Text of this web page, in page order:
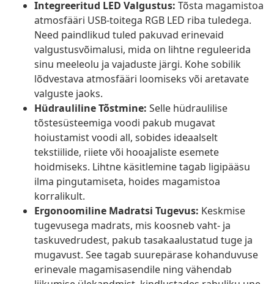
Integreeritud LED Valgustus: Tõsta magamistoa
atmosfääri USB-toitega RGB LED riba tuledega.
Need paindlikud tuled pakuvad erinevaid
valgustusvõimalusi, mida on lihtne reguleerida
sinu meeleolu ja vajaduste järgi. Kohe sobilik
lõdvestava atmosfääri loomiseks või aretavate
valguste jaoks.
Hüdrauliline Tõstmine: Selle hüdraulilise
tõstesüsteemiga voodi pakub mugavat
hoiustamist voodi all, sobides ideaalselt
tekstiilide, riiete või hooajaliste esemete
hoidmiseks. Lihtne käsitlemine tagab ligipääsu
ilma pingutamiseta, hoides magamistoa
korralikult.
Ergonoomiline Madratsi Tugevus: Keskmise
tugevusega madrats, mis koosneb vaht- ja
taskuvedrudest, pakub tasakaalustatud tuge ja
mugavust. See tagab suurepärase kohanduvuse
erinevale magamisasendile ning vähendab